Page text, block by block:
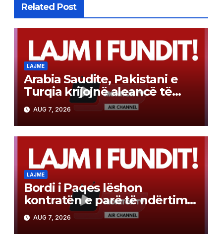
Related Post
LAJME
Arabia Saudite, Pakistani e
Turqia krijojnë aleancë të
përbashkët mbrojtjeje sipas
modelit të NATO-s
AUG 7, 2026
LAJME
Bordi i Paqes lëshon
kontratën e parë të ndërtimit
në Gazë
AUG 7, 2026